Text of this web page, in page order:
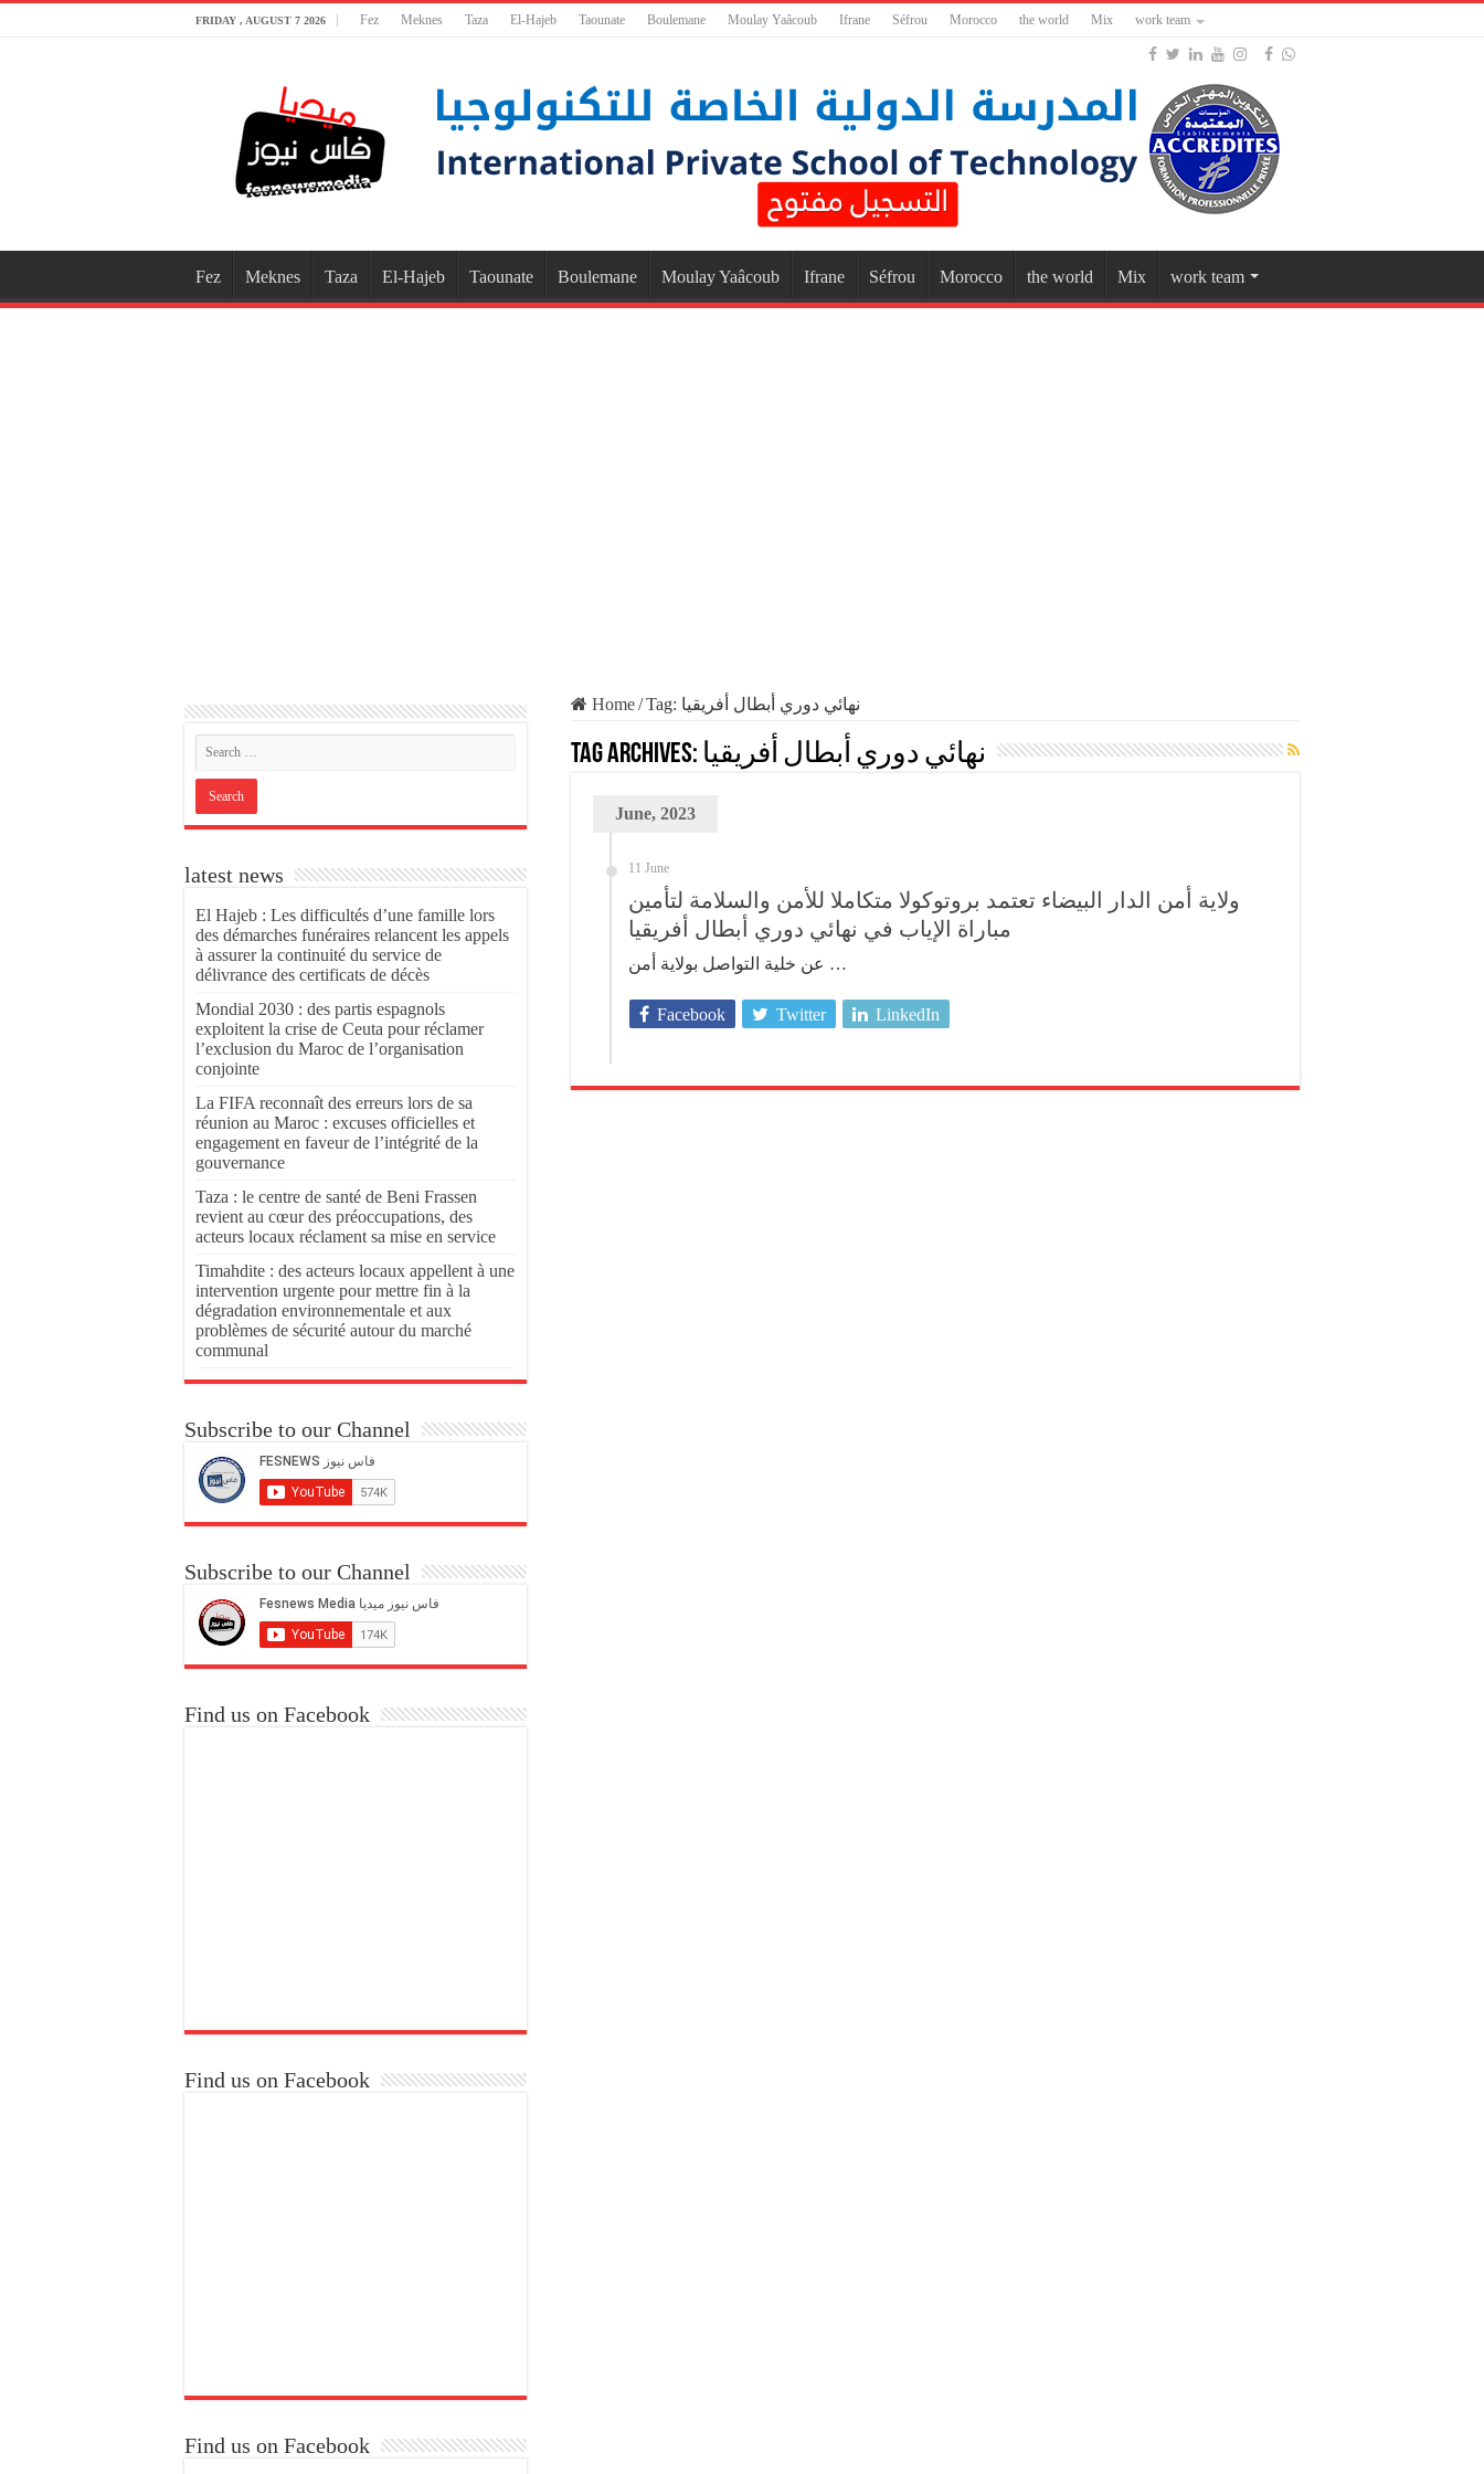
FRIDAY , AUGUST 7 2026 Fez Meknes Taza El-Hajeb Taounate Boulemane Moulay Yaâcoub Ifrane Séfrou Morocco the world Mix work team
Fez Meknes Taza El-Hajeb Taounate Boulemane Moulay Yaâcoub Ifrane Séfrou Morocco the world Mix work team
Home/Tag: نهائي دوري أبطال أفريقيا
Tag Archives: نهائي دوري أبطال أفريقيا
June, 2023
11 June
ولاية أمن الدار البيضاء تعتمد بروتوكولا متكاملا للأمن والسلامة لتأمين
مباراة الإياب في نهائي دوري أبطال أفريقيا
عن خلية التواصل بولاية أمن …
Facebook Twitter LinkedIn
latest news
El Hajeb : Les difficultés d’une famille lors
des démarches funéraires relancent les appels
à assurer la continuité du service de
délivrance des certificats de décès
Mondial 2030 : des partis espagnols
exploitent la crise de Ceuta pour réclamer
l’exclusion du Maroc de l’organisation
conjointe
La FIFA reconnaît des erreurs lors de sa
réunion au Maroc : excuses officielles et
engagement en faveur de l’intégrité de la
gouvernance
Taza : le centre de santé de Beni Frassen
revient au cœur des préoccupations, des
acteurs locaux réclament sa mise en service
Timahdite : des acteurs locaux appellent à une
intervention urgente pour mettre fin à la
dégradation environnementale et aux
problèmes de sécurité autour du marché
communal
Subscribe to our Channel
Subscribe to our Channel
Find us on Facebook
Find us on Facebook
Find us on Facebook